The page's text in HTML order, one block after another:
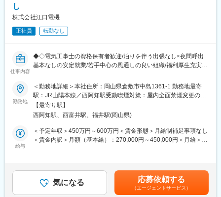
OJT、メンター制度に加え、メーカーなどの外部研修を積極的に
スも充実しています◎
2030年までに売上高100億円を目指す中期経営目標を掲げ、2025
年度以降で年平均成長率15.9％を設定しています。
■当社の特徴：
く、もっと快適にする」 FA化のパイオニア企業です。日本のモノ
づくりの現場は、労働人口減少問題をはじめとし、多くの課題を
世界を牽引し続けられるようサポートし続けます。また、事業活
動を行う上で必要な工場や設備への投資を行います。中でも、企
業成長における主役である従業員に対しては投資を惜しまず行
し
株式会社江口電機
正社員 転勤なし
仕事内容
◆◇電気工事士の資格保有者歓迎/泊りを伴う出張なし×夜間呼出
基本なしの安定就業/若手中心の風通しの良い組織/福利厚生充実/
■おすすめPOINT
・年休120日、泊りを伴う出張なし、転勤なし 経験を活かしな
がら無理のない働き方へシフト可能◎
・売上事業好調による増員採用です◎創業70年越えの安定企業で
す◎
・家賃補助、退職金共済制度など長期的に安心して働ける福利厚
工場へ訪問し、ホイストクレーンおよび他社製クレーンのアフタ
ーサービス業務をお任せします。
勤務地
＜勤務地詳細＞本社住所：岡山県倉敷市中島1361-1 勤務地最寄
駅：JR山陽本線／西阿知駅受動喫煙対策：屋内全面禁煙変更の範
囲：無
【最寄り駅】
西阿知駅、西富井駅、福井駅(岡山県)
給与
＜予定年収＞450万円～600万円＜賃金形態＞月給制補足事項なし
＜賃金内訳＞月額（基本給）：270,000円～450,000円＜月給＞
月・12月）※2025年実績4.7ヵ月＜モデル年収＞30代係長：500～
550万円30代課長代理：550～650万円40代課長：700～750万円
賃金はあくまでも目安の金額であり、選考を通じて上下する可能
気になる 応募依頼する
（エージェントサービス）